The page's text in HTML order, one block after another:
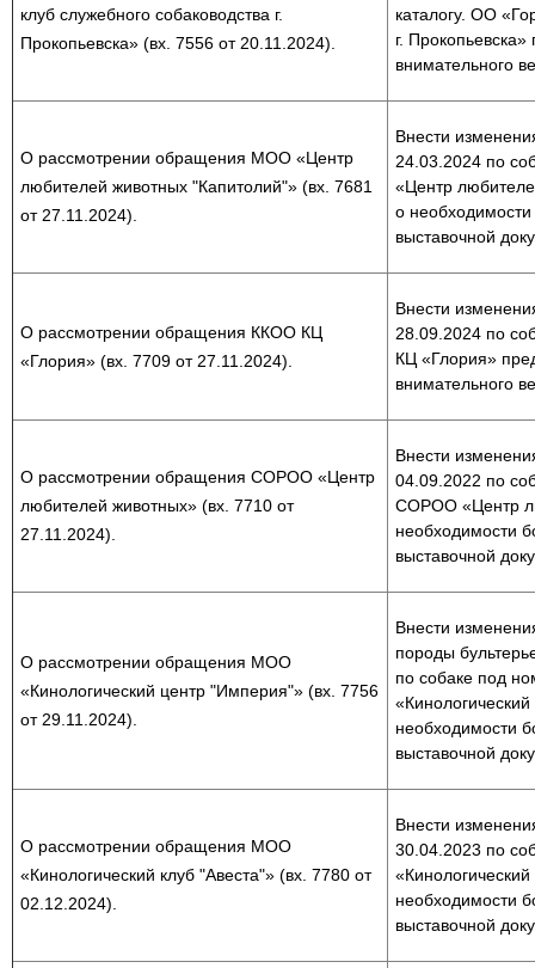
клуб служебного собаководства г.
Прокопьевска» (вх. 7556 от 20.11.2024).
каталогу. ОО
г.
внимательного
О рассмотрении обращения МОО «Центр
любителей животных "Капитолий"» (вх. 7681
от 27.11.2024).
Внести
24.03.2024 по
«Центр
о
выставочной
О рассмотрении обращения ККОО КЦ
«Глория» (вх. 7709 от 27.11.2024).
Внести
28.09.2024 по
КЦ «Глория»
внимательного
О рассмотрении обращения СОРОО «Центр
любителей животных» (вх. 7710 от
27.11.2024).
Внести
04.09.2022 по
СОРОО «Центр
необходимости
выставочной
О рассмотрении обращения МОО
«Кинологический центр "Империя"» (вх. 7756
от 29.11.2024).
Внести
породы
по собаке под
необходимости
выставочной
О рассмотрении обращения МОО
«Кинологический клуб "Авеста"» (вх. 7780 от
02.12.2024).
Внести
30.04.2023 по
необходимости
выставочной